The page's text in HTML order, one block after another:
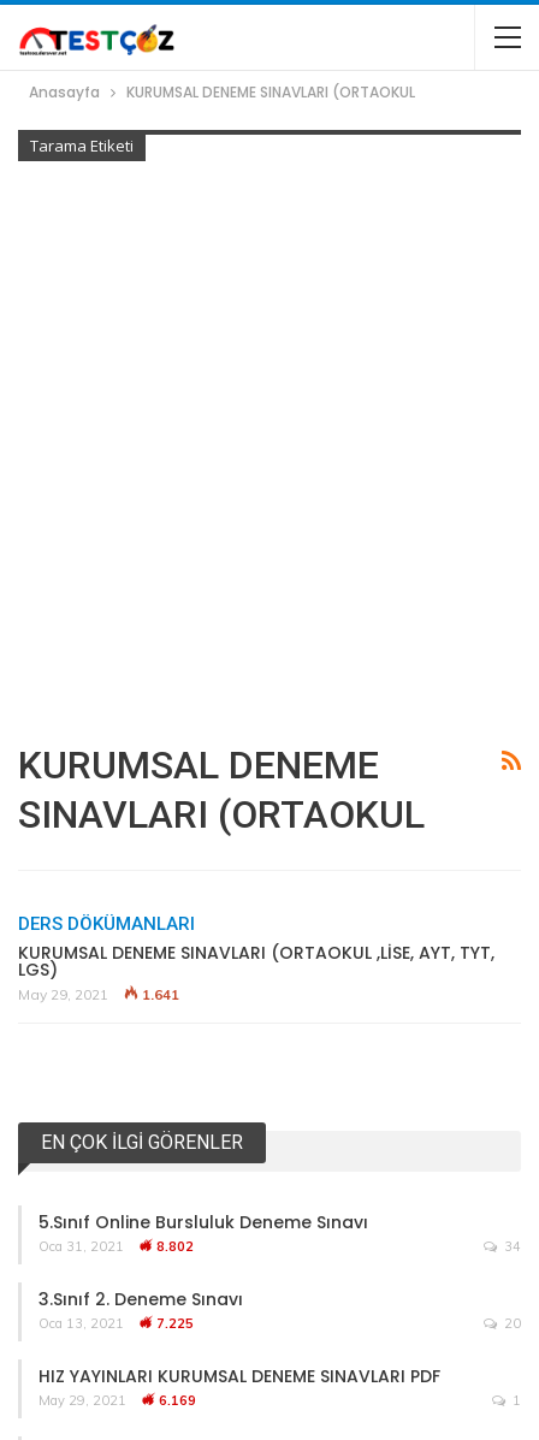
Anasayfa KURUMSAL DENEME SINAVLARI (ORTAOKUL
Tarama Etiketi
KURUMSAL DENEME
SINAVLARI (ORTAOKUL
DERS DÖKÜMANLARI
KURUMSAL DENEME SINAVLARI (ORTAOKUL ,LİSE, AYT, TYT,
LGS)
May 29, 2021 1.641
EN ÇOK İLGI GÖRENLER
5.Sınıf Online Bursluluk Deneme Sınavı
Oca 31, 2021 8.802 34
3.Sınıf 2. Deneme Sınavı
Oca 13, 2021 7.225 20
HIZ YAYINLARI KURUMSAL DENEME SINAVLARI PDF
May 29, 2021 6.169 1